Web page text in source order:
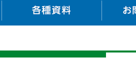
合理的配慮事例 各種資料